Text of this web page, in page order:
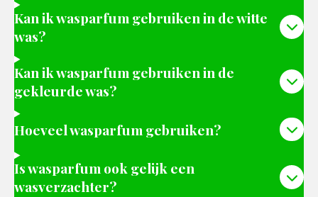
Kan ik wasparfum gebruiken in de witte
was?
Kan ik wasparfum gebruiken in de
gekleurde was?
Hoeveel wasparfum gebruiken?
Is wasparfum ook gelijk een
wasverzachter?